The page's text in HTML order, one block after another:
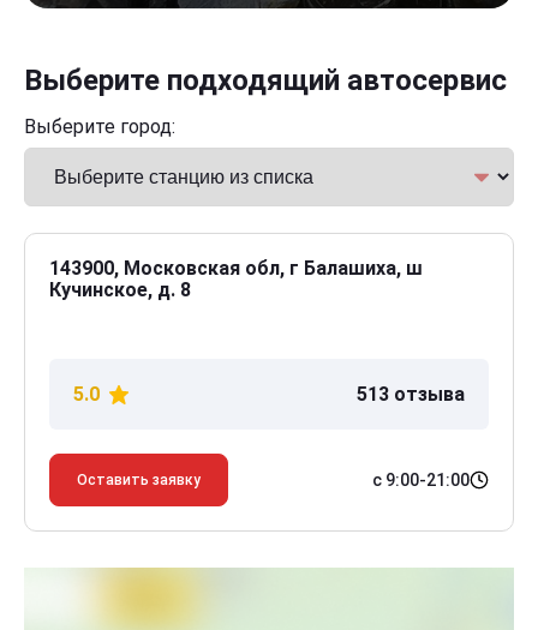
Выберите подходящий автосервис
Выберите город:
143900, Московская обл, г Балашиха, ш
Кучинское, д. 8
5.0 513 отзыва
Оставить заявку с 9:00-21:00